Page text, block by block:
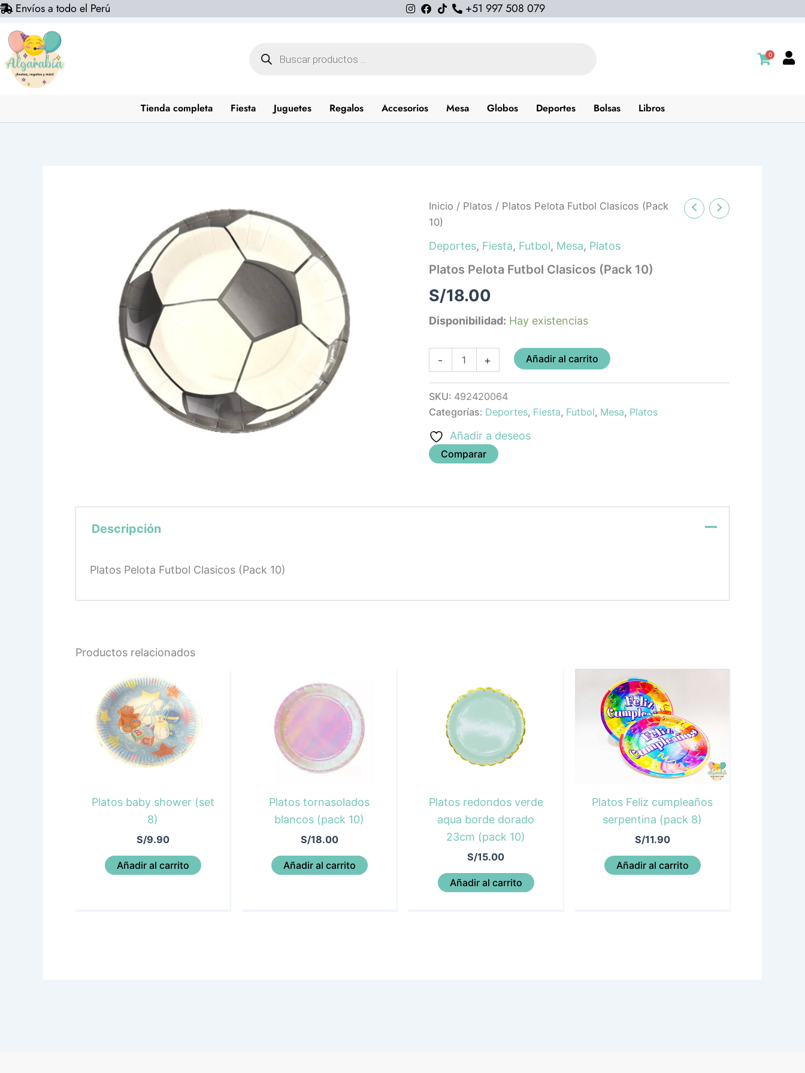
Ir
contenido
Envíos a todo el Perú +51 997 508 079
productos
0
Tienda completa Fiesta Juguetes Regalos Accesorios Mesa Globos Deportes Bolsas Libros
Inicio / Platos / Platos Pelota Futbol Clasicos (Pack
10)
Deportes, Fiesta, Futbol, Mesa, Platos
Platos Pelota Futbol Clasicos (Pack 10)
S/18.00
Disponibilidad: Hay existencias
-
Platos
Pelota
Futbol
(Pack
10)
cantidad
+ Añadir al carrito
SKU: 492420064
Categorías: Deportes, Fiesta, Futbol, Mesa, Platos
Añadir a deseos
Comparar
Descripción
Platos Pelota Futbol Clasicos (Pack 10)
Productos relacionados
Platos baby shower (set
8)
S/9.90
Añadir al carrito
Platos tornasolados
blancos (pack 10)
S/18.00
Añadir al carrito
Platos redondos verde
aqua borde dorado
23cm (pack 10)
S/15.00
Añadir al carrito
Platos Feliz cumpleaños
serpentina (pack 8)
S/11.90
Añadir al carrito